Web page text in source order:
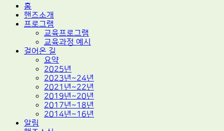
Skip
content
홈
핸즈소개
프로그램
교육프로그램
교육과정 예시
걸어온 길
요약
2025년
2023년~24년
2021년~22년
2019년~20년
2017년~18년
2014년~16년
알림